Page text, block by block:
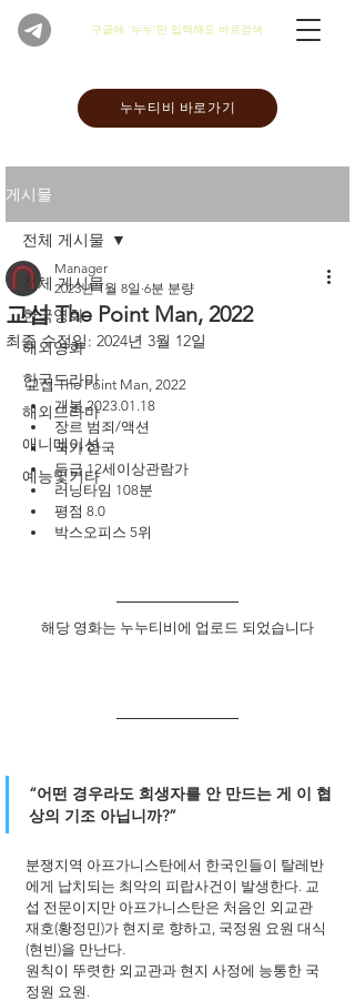
​구글에 '누누'만 입력해도 바로검색
누누티비 바로가기
게시물
전체 게시물
한국영화
해외영화
한국드라마
해외드라마
애니메이션
예능및기타
전체 게시물
교섭 The Point Man, 2022
Manager
2023년 1월 8일 6분 분량
최종 수정일: 2024년 3월 12일
교섭 The Point Man, 2022
개봉 2023.01.18
장르 범죄/액션
국가 한국
등급 12세이상관람가
러닝타임 108분
평점 8.0
박스오피스 5위
해당 영화는 누누티비에 업로드 되었습니다
“어떤 경우라도 희생자를 안 만드는 게 이 협
상의 기조 아닙니까?”
분쟁지역 아프가니스탄에서 한국인들이 탈레반
에게 납치되는 최악의 피랍사건이 발생한다. 교
섭 전문이지만 아프가니스탄은 처음인 외교관
재호(황정민)가 현지로 향하고, 국정원 요원 대식
(현빈)을 만난다.
원칙이 뚜렷한 외교관과 현지 사정에 능통한 국
정원 요원.